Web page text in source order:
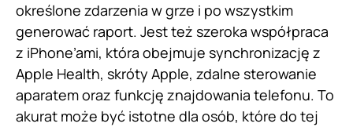
określone zdarzenia w grze i po wszystkim
generować raport. Jest też szeroka współpraca
z iPhone’ami, która obejmuje synchronizację z
Apple Health, skróty Apple, zdalne sterowanie
aparatem oraz funkcję znajdowania telefonu. To
akurat może być istotne dla osób, które do tej